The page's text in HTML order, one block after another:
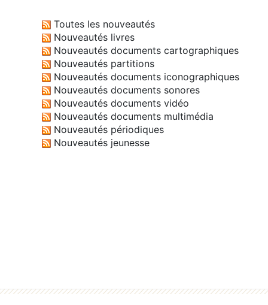
Toutes les nouveautés
Nouveautés livres
Nouveautés documents cartographiques
Nouveautés partitions
Nouveautés documents iconographiques
Nouveautés documents sonores
Nouveautés documents vidéo
Nouveautés documents multimédia
Nouveautés périodiques
Nouveautés jeunesse